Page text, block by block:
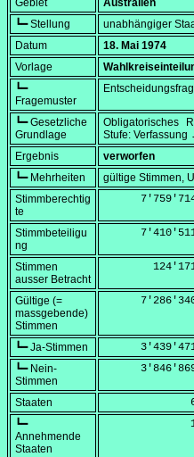
Gebiet
Australien
┗━ Stellung
unabhängiger
Datum
18. Mai 1974
Vorlage
┗━
Fragemuster
┗━ Gesetzliche
Grundlage
Obligatorisches
Stufe:
Ergebnis
verworfen
┗━ Mehrheiten
gültige Stimmen,
Stimmberechtig
te
Stimmbeteiligu
ng
Stimmen
ausser Betracht
Gültige (=
massgebende)
Stimmen
┗━ Ja-Stimmen
┗━ Nein-
Stimmen
Staaten
┗━
Annehmende
Staaten